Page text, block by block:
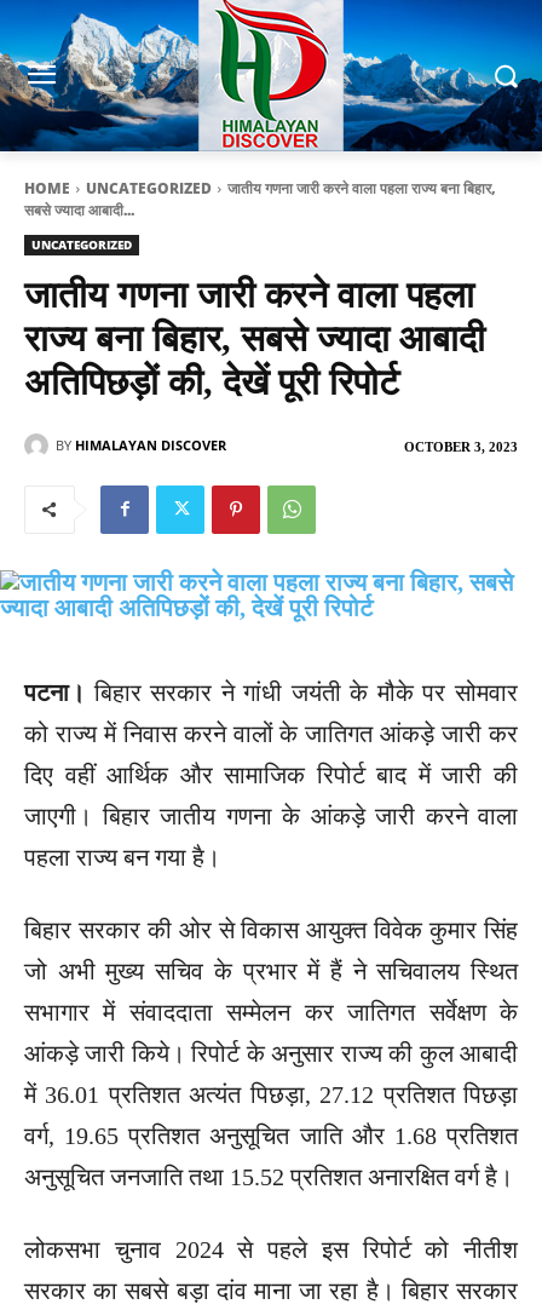
HOME UNCATEGORIZED
जातीय गणना जारी करने वाला पहला राज्य बना बिहार,
सबसे ज्यादा आबादी...
UNCATEGORIZED
जातीय गणना जारी करने वाला पहला
राज्य बना बिहार, सबसे ज्यादा आबादी
अतिपिछड़ों की, देखें पूरी रिपोर्ट
OCTOBER 3, 2023
BY HIMALAYAN DISCOVER
पटना। बिहार सरकार ने गांधी जयंती के मौके पर सोमवार
को राज्य में निवास करने वालों के जातिगत आंकड़े जारी कर
दिए वहीं आर्थिक और सामाजिक रिपोर्ट बाद में जारी की
जाएगी। बिहार जातीय गणना के आंकड़े जारी करने वाला
पहला राज्य बन गया है।
बिहार सरकार की ओर से विकास आयुक्त विवेक कुमार सिंह
जो अभी मुख्य सचिव के प्रभार में हैं ने सचिवालय स्थित
सभागार में संवाददाता सम्मेलन कर जातिगत सर्वेक्षण के
आंकड़े जारी किये। रिपोर्ट के अनुसार राज्य की कुल आबादी
में 36.01 प्रतिशत अत्यंत पिछड़ा, 27.12 प्रतिशत पिछड़ा
वर्ग, 19.65 प्रतिशत अनुसूचित जाति और 1.68 प्रतिशत
अनुसूचित जनजाति तथा 15.52 प्रतिशत अनारक्षित वर्ग है।
लोकसभा चुनाव 2024 से पहले इस रिपोर्ट को नीतीश
सरकार का सबसे बड़ा दांव माना जा रहा है। बिहार सरकार